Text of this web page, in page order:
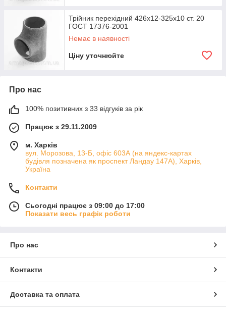
Трійник перехідний 426х12-325х10 ст. 20
ГОСТ 17376-2001
Немає в наявності
Ціну уточнюйте
Про нас
100% позитивних з 33 відгуків за рік
Працює з 29.11.2009
м. Харків
вул. Морозова, 13-Б, офіс 603А (на яндекс-картах
будівля позначена як проспект Ландау 147А), Харків,
Україна
Контакти
Сьогодні працює з 09:00 до 17:00
Показати весь графік роботи
Про нас
Контакти
Доставка та оплата